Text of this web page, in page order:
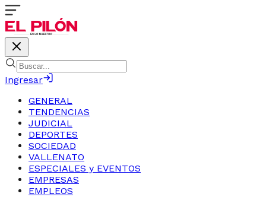
Ingresar
GENERAL
TENDENCIAS
JUDICIAL
DEPORTES
SOCIEDAD
VALLENATO
ESPECIALES y EVENTOS
EMPRESAS
EMPLEOS